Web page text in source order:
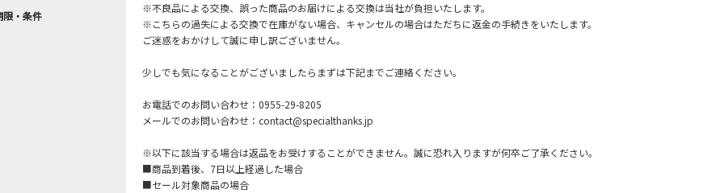
限・条件
※不良品による交換、誤った商品のお届けによる交換は当社が負担いたします。
※こちらの過失による交換で在庫がない場合、キャンセルの場合はただちに返金の手続きをいたします。
ご迷惑をおかけして誠に申し訳ございません。
少しでも気になることがございましたらまずは下記までご連絡ください。
お電話でのお問い合わせ：0955-29-8205
メールでのお問い合わせ：contact@specialthanks.jp
※以下に該当する場合は返品をお受けすることができません。誠に恐れ入りますが何卒ご了承ください。
■商品到着後、7日以上経過した場合
■セール対象商品の場合